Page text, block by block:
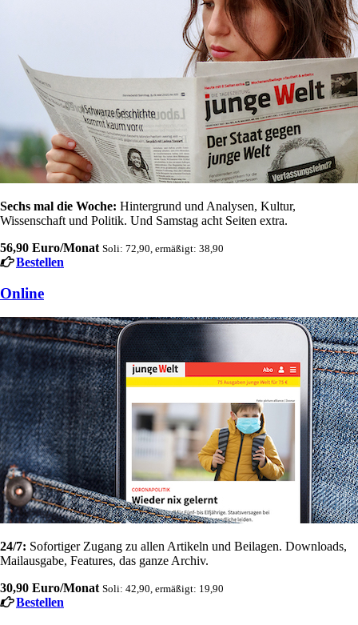
Sechs mal die Woche: Hintergrund und Analysen, Kultur,
Wissenschaft und Politik. Und Samstag acht Seiten extra.
56,90 Euro/Monat Soli: 72,90, ermäßigt: 38,90
Bestellen
Online
24/7: Sofortiger Zugang zu allen Artikeln und Beilagen. Downloads,
Mailausgabe, Features, das ganze Archiv.
30,90 Euro/Monat Soli: 42,90, ermäßigt: 19,90
Bestellen